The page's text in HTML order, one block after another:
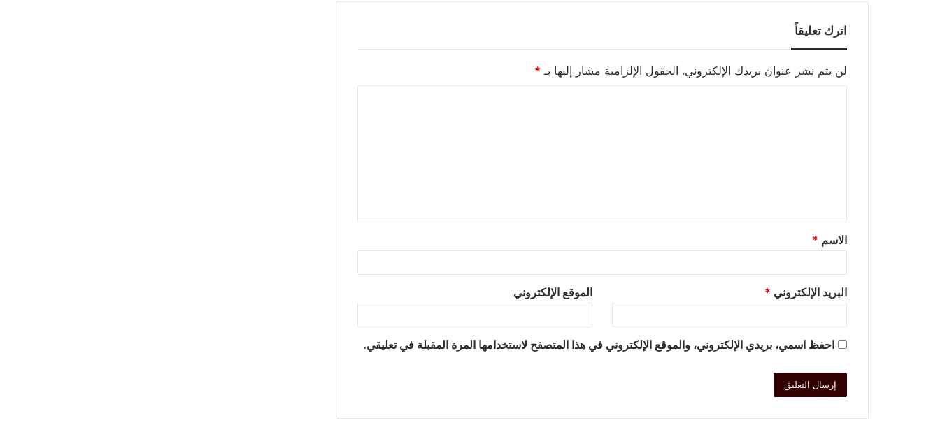
اترك تعليقاً
لن يتم نشر عنوان بريدك الإلكتروني. الحقول الإلزامية مشار إليها بـ *
الاسم *
البريد الإلكتروني * الموقع الإلكتروني
احفظ اسمي، بريدي الإلكتروني، والموقع الإلكتروني في هذا المتصفح لاستخدامها المرة المقبلة في تعليقي.